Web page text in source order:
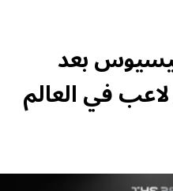
بعد
في العالم